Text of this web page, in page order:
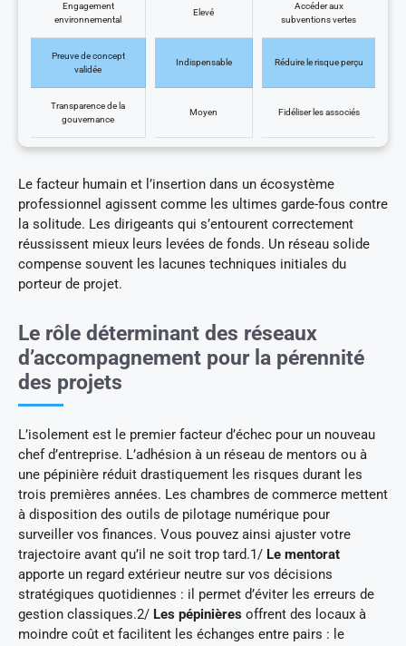
Engagement
environnemental
Elevé
Accéder aux
subventions vertes
Preuve de concept
validée
Indispensable Réduire le risque perçu
Transparence de la
gouvernance
Moyen Fidéliser les associés
Le facteur humain et l’insertion dans un écosystème
professionnel agissent comme les ultimes garde-fous contre
la solitude. Les dirigeants qui s’entourent correctement
réussissent mieux leurs levées de fonds. Un réseau solide
compense souvent les lacunes techniques initiales du
porteur de projet.
Le rôle déterminant des réseaux
d’accompagnement pour la pérennité
des projets
L’isolement est le premier facteur d’échec pour un nouveau
chef d’entreprise. L’adhésion à un réseau de mentors ou à
une pépinière réduit drastiquement les risques durant les
trois premières années. Les chambres de commerce mettent
à disposition des outils de pilotage numérique pour
surveiller vos finances. Vous pouvez ainsi ajuster votre
trajectoire avant qu’il ne soit trop tard.1/ Le mentorat
apporte un regard extérieur neutre sur vos décisions
stratégiques quotidiennes : il permet d’éviter les erreurs de
gestion classiques.2/ Les pépinières offrent des locaux à
moindre coût et facilitent les échanges entre pairs : le